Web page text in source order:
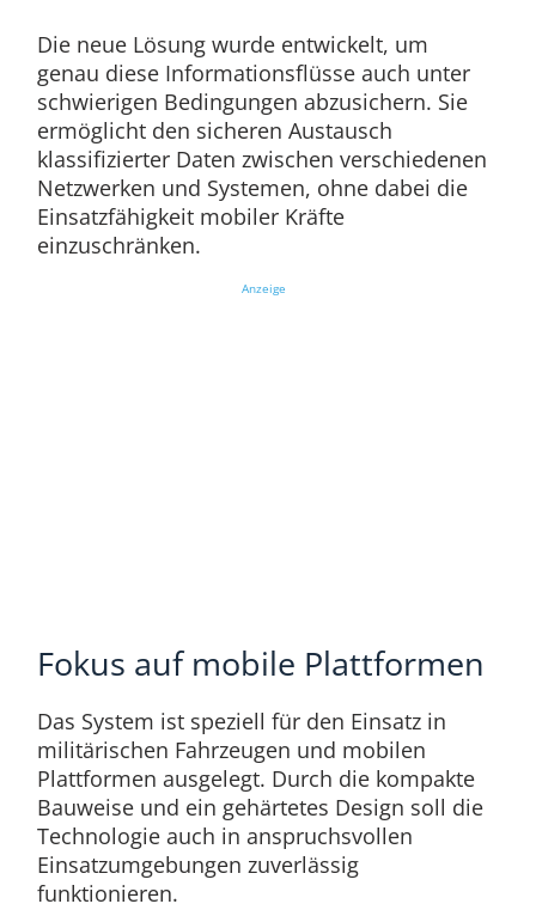
Die neue Lösung wurde entwickelt, um
genau diese Informationsflüsse auch unter
schwierigen Bedingungen abzusichern. Sie
ermöglicht den sicheren Austausch
klassifizierter Daten zwischen verschiedenen
Netzwerken und Systemen, ohne dabei die
Einsatzfähigkeit mobiler Kräfte
einzuschränken.
Anzeige
Fokus auf mobile Plattformen
Das System ist speziell für den Einsatz in
militärischen Fahrzeugen und mobilen
Plattformen ausgelegt. Durch die kompakte
Bauweise und ein gehärtetes Design soll die
Technologie auch in anspruchsvollen
Einsatzumgebungen zuverlässig
funktionieren.